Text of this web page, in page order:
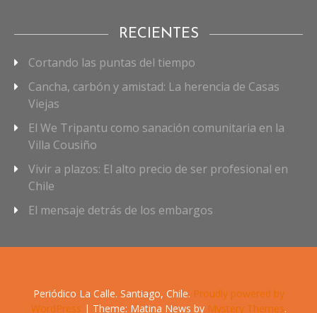
RECIENTES
Cortando las puntas del tiempo
Cancha, carbón y amistad: La herencia de Casas
Viejas
El We Tripantu como sanación comunitaria en la
Villa Cousiño
Vivir a plazos: El alto precio de ser profesional en
Chile
El mensaje detrás de los embargos
Periódico La Calle. Santiago, Chile. Proudly powered by
WordPress | Theme: Matina News by Mystery Themes.